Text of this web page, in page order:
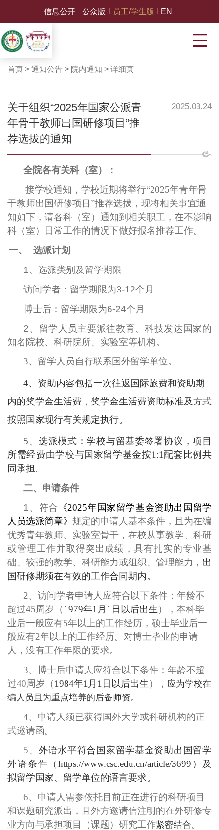
信息公开 公众版 员工/学生版 EN
首页 > 通知公告> 院内通知 > 详细页
关于组织“2025年国家公派青
年骨干教师出国研修项目”推
荐选拔的通知
2025.03.24
全院各有关科（室）：
接学校通知，学校近期将举行“2025年青年骨
干教师出国研修项目 ”推荐选拔 ，现将相关事宜通
知如下，请各科（室）通知到相关职工，在不影响
科（室）日常工作的情况下做好报名推荐工作。
一、
选派计划
1、选派类别及留学期限
访问学者：留学期限为3-12个月
博士后：留学期限为6-24个月
2、 留学人员主要派往教育、科技发达国家的
知名院校、科研院所、实验室等机构。
3、留学人员自行联系国外留学单位。
4、资助内容包括一次往返国际旅费和资助期
内的奖学金生活费，奖学金生活费资助标准及方式
按照国家现行有关规定执行。
5、选派模式：学校与留基委签署协议，项目
所需经费由学校与国家留学基金按1:1配套比例共
同承担。
二、申请条件
1、 符合 《2025年国家留学基金资助出国留学
人员选派简章》 规定的申请人基本条件，且为在编
优秀青年教师、实验室骨干，在校从事教学、科研
或管理工作并取得突出成绩，具有扎实的专业基
础、较强的教学、科研能力或组织、管理能力 ， 出
国研修期须在有效的工作合同期内。
2、访问学者申请人应符合以下条件：年龄不
超过45周岁（1979年1 月 1 日以后出生 ），本科毕
业后一般应有5年以上的工作经历，硕士毕业后一
般应有2年以上的工作经历。对博士毕业的申请
人，没有工作年限的要求。
3、博士后申请人应符合以下条件：年龄不超
过40周岁（1984年1 月 1 日以后出生 ）， 应为学校在
编人员且为重点培养的后备师资。
4、 申请人须已获得国外大学或科研机构的正
式邀请函。
5、 外语水平符合国家留学基金资助出国留学
外语条件（https://www.csc.edu.cn/article/3699 ）及
拟留学国家、留学单位的语言要求。
6、 申请人需参依托目前正在进行的科研项目
和课题研究派出，且外方邀请信注明的在外研修专
业方向与承担项目（课题）研究工作紧密结合。